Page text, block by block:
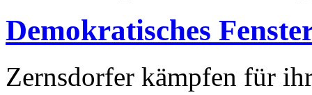
Demokratisches
Zernsdorfer kämpfen für